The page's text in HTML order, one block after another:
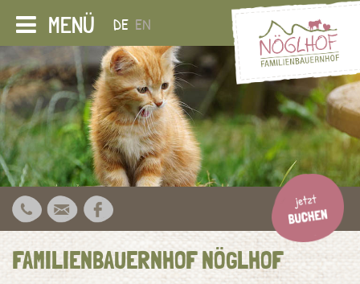
DE EN
FAMILIENBAUERNHOF NÖGLHOF
MENÜ